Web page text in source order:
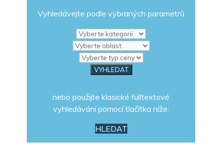
Vyhledávejte podle vybraných parametrů
nebo použijte klasické fulltextové
vyhledávání pomocí tlačítka níže:
HLEDAT